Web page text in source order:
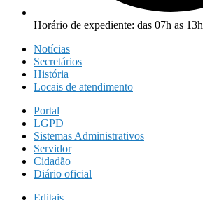
Horário de expediente: das 07h as 13h
Notícias
Secretários
História
Locais de atendimento
Portal
LGPD
Sistemas Administrativos
Servidor
Cidadão
Diário oficial
Editais